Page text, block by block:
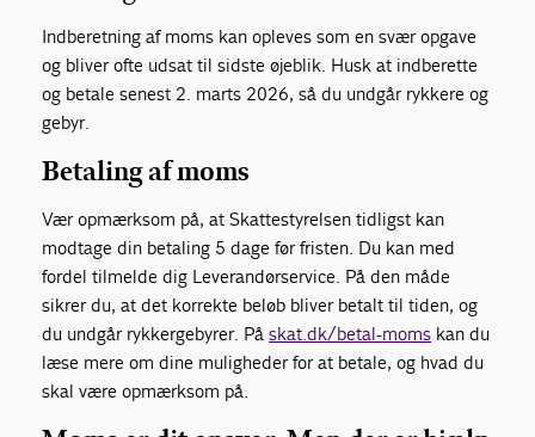
Indberetning af moms kan opleves som en svær opgave
og bliver ofte udsat til sidste øjeblik. Husk at indberette
og betale senest 2. marts 2026, så du undgår rykkere og
gebyr.
Betaling af moms
Vær opmærksom på, at Skattestyrelsen tidligst kan
modtage din betaling 5 dage før fristen. Du kan med
fordel tilmelde dig Leverandørservice. På den måde
sikrer du, at det korrekte beløb bliver betalt til tiden, og
du undgår rykkergebyrer. Påskat.dk/betal-moms kan du
læse mere om dine muligheder for at betale, og hvad du
skal være opmærksom på.